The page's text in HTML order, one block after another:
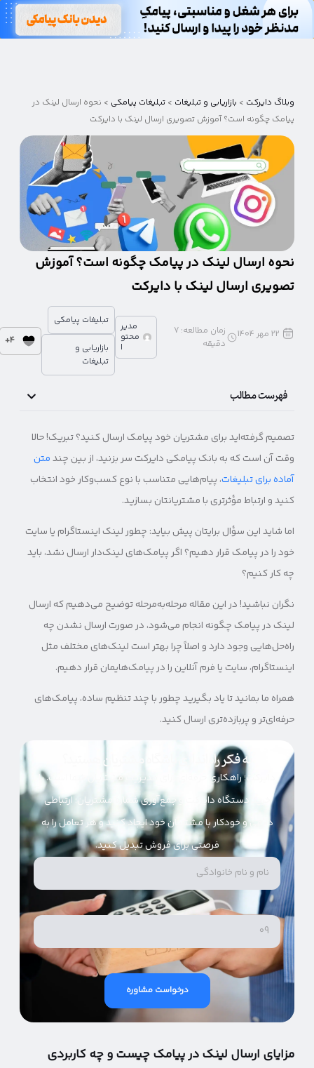
وبلاگدایرکت
وبلاگ دایرکت > بازاریابی و تبلیغات > تبلیغات پیامکی > نحوه ارسال لینک در
پیامک چگونه است؟ آموزش تصویری ارسال لینک با دایرکت
نحوه ارسال لینک در پیامک چگونه است؟ آموزش
تصویری ارسال لینک با دایرکت
مدیر
محتو
ا
تبلیغات پیامکی
بازاریابی و
تبلیغات
4+ 22 مهر 1404 زمان مطالعه: 7
دقیقه
فهرست مطالب
تصمیم گرفته‌اید برای مشتریان خود پیامک ارسال کنید؟ تبریک! حالا
وقت آن است که به بانک پیامکی دایرکت سر بزنید، از بین چندمتن
آماده برای تبلیغات، پیام‌هایی متناسب با نوع کسب‌وکار خود انتخاب
کنید و ارتباط مؤثرتری با مشتریانتان بسازید.
اما شاید این سؤال برایتان پیش بیاید: چطور لینک اینستاگرام یا سایت
خود را در پیامک قرار دهیم؟ اگر پیامک‌های لینک‌دار ارسال نشد، باید
چه کار کنیم؟
نگران نباشید! در این مقاله مرحله‌به‌مرحله توضیح می‌دهیم که ارسال
لینک در پیامک چگونه انجام می‌شود، در صورت ارسال نشدن چه
راه‌حل‌هایی وجود دارد و اصلاً چرا بهتر است لینک‌های مختلف مثل
اینستاگرام، سایت یا فرم آنلاین را در پیامک‌هایمان قرار دهیم.
همراه ما بمانید تا یاد بگیرید چطور با چند تنظیم ساده، پیامک‌های
حرفه‌ای‌تر و پربازده‌تری ارسال کنید.
به فکر راه‌اندازی باشگاه مشتریان هستید؟
دایرکت؛ راهکاری حرفه‌ای برای مدیریت مشتریان شما است. با
خرید دستگاه دایرکت و جمع‌آوری شماره مشتریان؛ ارتباطی
دائمی و خودکار با مشتریان خود ایجاد کنید و هر تعامل را به
فرصتی برای فروش تبدیل کنید.
درخواست مشاوره
مزایای ارسال لینک در پیامک چیست و چه کاربردی